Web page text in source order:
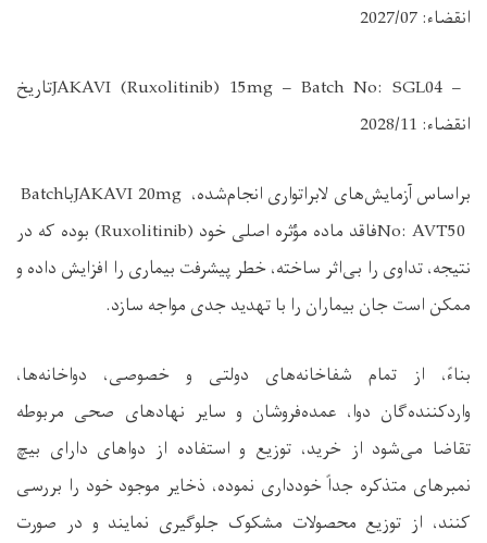
انقضاء: 2027/07
JAKAVI (Ruxolitinib) 15mg – Batch No: SGL04 –تاریخ
انقضاء: 2028/11
براساس آزمایش‌های لابراتواری انجام‌شده، JAKAVI 20mgباBatch
No: AVT50فاقد ماده مؤثره اصلی خود (Ruxolitinib) بوده که در
نتیجه، تداوی را بی‌اثر ساخته، خطر پیشرفت بیماری را افزایش داده و
ممکن است جان بیماران را با تهدید جدی مواجه سازد.
بناءً، از تمام شفاخانه‌های دولتی و خصوصی، دواخانه‌ها،
واردکننده‌گان دوا، عمده‌فروشان و سایر نهادهای صحی مربوطه
تقاضا می‌شود از خرید، توزیع و استفاده از دواهای دارای بیچ
نمبرهای متذکره جداً خودداری نموده، ذخایر موجود خود را بررسی
کنند، از توزیع محصولات مشکوک جلوگیری نمایند و در صورت